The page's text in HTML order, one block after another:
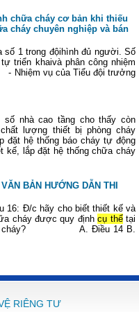
chữa cháy cơ bản khi thiếu
cháy chuyên nghiệp và bán
số 1 trong độihình đủ người. Số
triển khaivà phân công nhiệm
vụ của Tiểu đội trưởng
nhà cao tầng cho thấy còn
lượng thiết bị phòng cháy
đặt hệ thống báo cháy tự động
kế, lắp đặt hệ thống chữa cháy
BẢN HƯỚNG DẪN THI
16: Đ/c hãy cho biết thiết kế và
cháy được quy địnhcụ thểtại
chữa cháy? A. Điều 14 B.
RIÊNG TƯ